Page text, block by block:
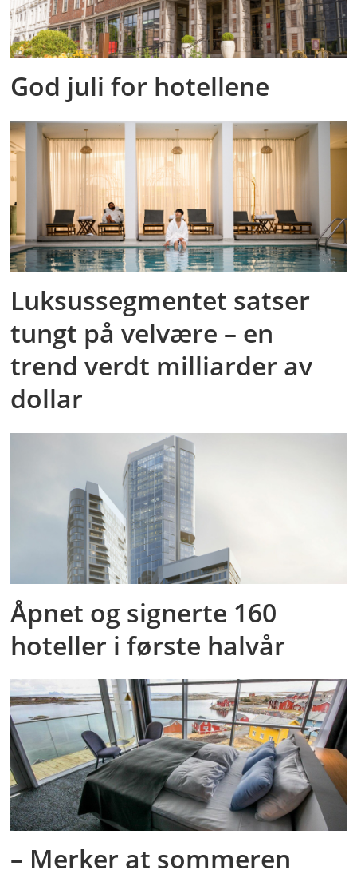
God juli for hotellene
Luksussegmentet satser
tungt på velvære – en
trend verdt milliarder av
dollar
Åpnet og signerte 160
hoteller i første halvår
– Merker at sommeren